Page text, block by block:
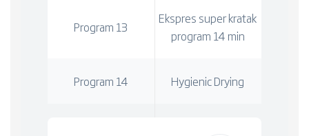
Program 13
Ekspres super kratak
program 14 min
Program 14 Hygienic Drying